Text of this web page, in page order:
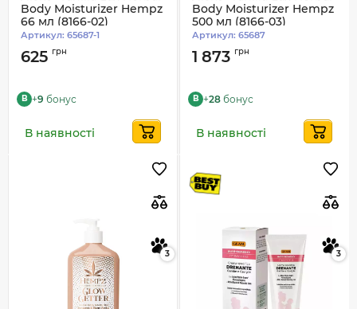
Body Moisturizer Hempz
66 мл (8166-02)
Артикул: 65687-1
625 грн
B +9 бонус
В наявності
Body Moisturizer Hempz
500 мл (8166-03)
Артикул: 65687
1 873 грн
B +28 бонус
В наявності
3 3